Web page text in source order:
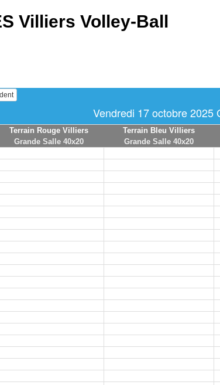
Villiers Volley-Ball
Vendredi 17 octobre 2025
Terrain Rouge Villiers
Grande Salle 40x20
Terrain Bleu Villiers
Grande Salle 40x20